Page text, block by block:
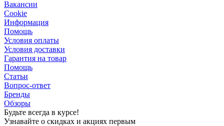
Вакансии
Сookie
Информация
Помощь
Условия оплаты
Условия доставки
Гарантия на товар
Помощь
Статьи
Вопрос-ответ
Бренды
Обзоры
Будьте всегда в курсе!
Узнавайте о скидках и акциях первым